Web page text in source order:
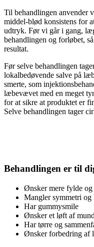
Til behandlingen anvender
middel-blød konsistens for
udtryk. Før vi går i gang,
behandlingen og forløbet,
resultat.
Før selve behandlingen
lokalbedøvende salve på
smerte, som
læbevævet med en meget
for at sikre at produktet er
Selve behandlingen tager
Behandlingen er til
Ønsker mere fylde
Mangler symmetri
Har gummysmile
Ønsker et løft af
Har tørre og
Ønsker forbedring af